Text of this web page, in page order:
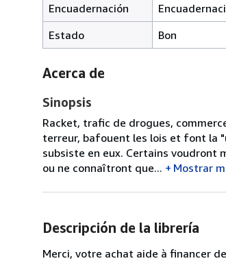
Encuadernación
Estado
Bon
Acerca de
Sinopsis
Racket, trafic de drogues,
terreur, bafouent les lois et font la
subsiste en eux. Certains voudront
ou ne connaîtront que...
Mostrar
Descripción de la librería
Merci, votre achat aide à financer